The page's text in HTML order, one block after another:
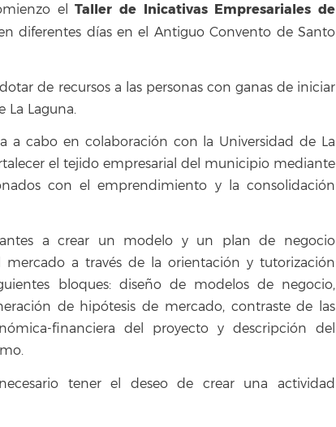
elTaller de Inicativas Empresariales de
diferentes días en el Antiguo Convento de Santo
de recursos a las personas con ganas de iniciar
La Laguna.
a cabo en colaboración con la Universidad de La
el tejido empresarial del municipio mediante
con el emprendimiento y la consolidación
a crear un modelo y un plan de negocio
a través de la orientación y tutorización
bloques: diseño de modelos de negocio,
de hipótesis de mercado, contraste de las
financiera del proyecto y descripción del
tener el deseo de crear una actividad